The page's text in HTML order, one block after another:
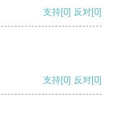
支持[0] 反对[0]
支持[0] 反对[0]